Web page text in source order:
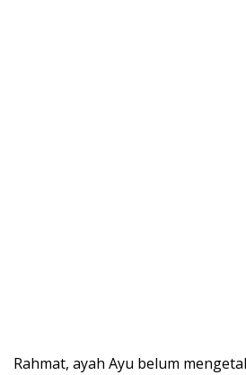
Rahmat, ayah Ayu belum